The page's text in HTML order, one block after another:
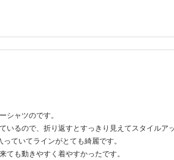
シャツのです。
いるので、折り返すとすっきり見えてスタイルア
ていてラインがとても綺麗です。
ても動きやすく着やすかったです。